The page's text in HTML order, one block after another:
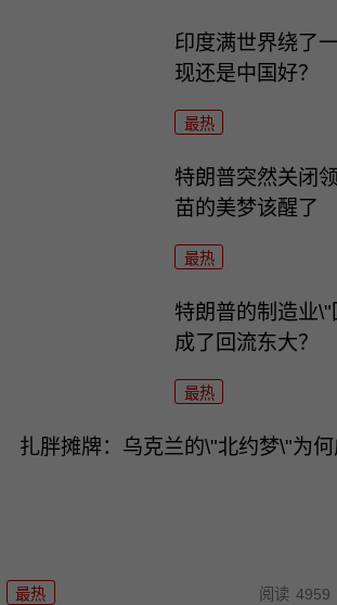
印度满世界绕了
现还是中国好？
最热
特朗普突然关闭
苗的美梦该醒了
最热
特朗普的制造业
成了回流东大？
最热
扎胖摊牌：乌克兰的\"北约梦\"为何
最热 阅读 4959